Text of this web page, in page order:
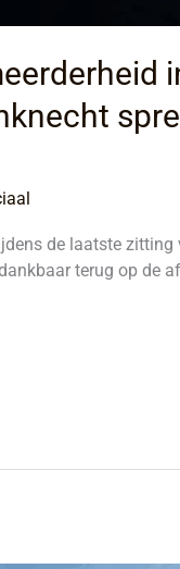
de laatste zitting
terug op de